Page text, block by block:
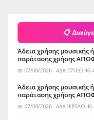
📋
Άδεια χρήσης μουσικής
παράτασης χρήσης
📅 07/08/2026 · ΑΔΑ
Άδεια χρήσης μουσικής
παράτασης χρήσης
📅 07/08/2026 · ΑΔΑ